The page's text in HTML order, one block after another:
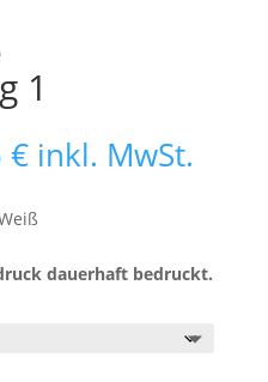
1
€Preisspanne:
19,95 €
bis
20,95 €
inkl. MwSt.
dauerhaft bedruckt.